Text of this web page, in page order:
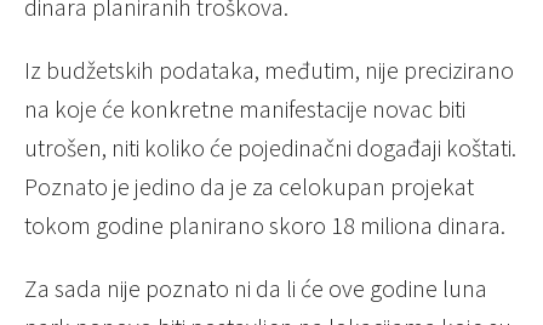
dinara planiranih troškova.
Iz budžetskih podataka, međutim, nije precizirano
na koje će konkretne manifestacije novac biti
utrošen, niti koliko će pojedinačni događaji koštati.
Poznato je jedino da je za celokupan projekat
tokom godine planirano skoro 18 miliona dinara.
Za sada nije poznato ni da li će ove godine luna